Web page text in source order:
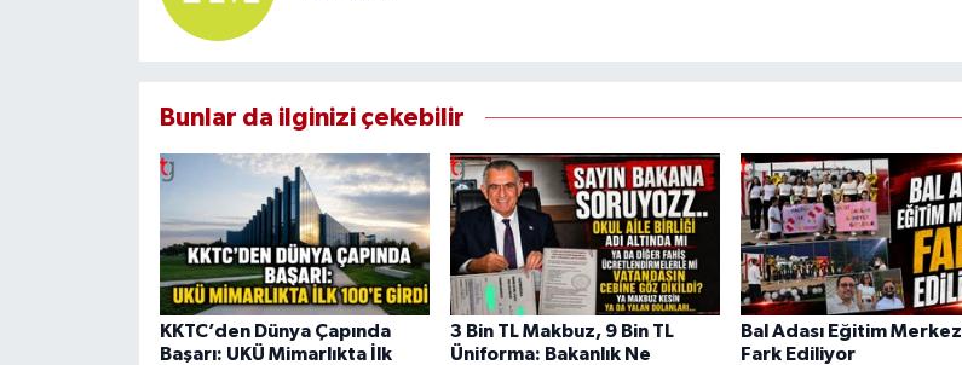
Bunlar da ilginizi çekebilir
KKTC’den Dünya Çapında
Başarı: UKÜ Mimarlıkta İlk
3 Bin TL Makbuz, 9 Bin TL
Üniforma: Bakanlık Ne
Bal Adası Eğitim
Fark Ediliyor